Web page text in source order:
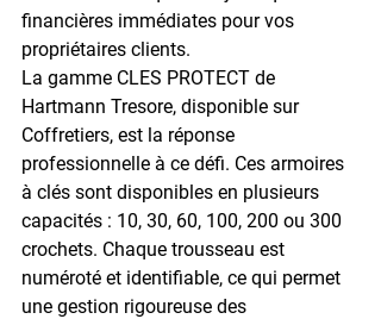
financières immédiates pour vos
propriétaires clients.
La gamme CLES PROTECT de
Hartmann Tresore, disponible sur
Coffretiers, est la réponse
professionnelle à ce défi. Ces armoires
à clés sont disponibles en plusieurs
capacités : 10, 30, 60, 100, 200 ou 300
crochets. Chaque trousseau est
numéroté et identifiable, ce qui permet
une gestion rigoureuse des